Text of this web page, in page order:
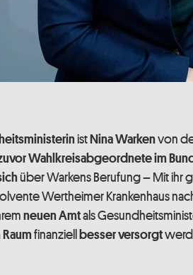
istNina Warkenvon
Wahlkreisabgeordnete im
über Warkens Berufung – Mit ihr
Wertheimer Krankenhaus
neuen Amtals
finanziell besser versorgt